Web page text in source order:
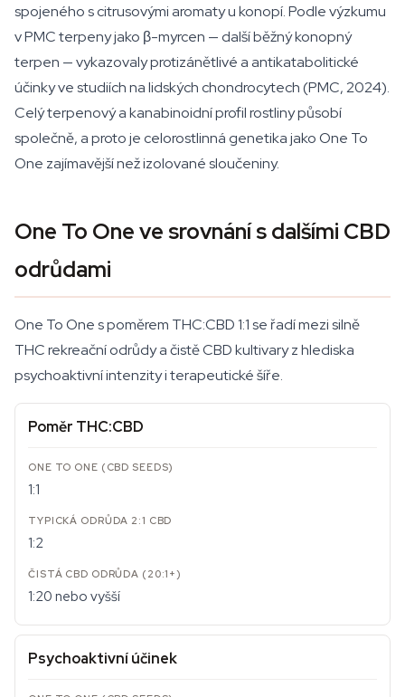
spojeného s citrusovými aromaty u konopí. Podle výzkumu
v PMC terpeny jako β-myrcen — další běžný konopný
terpen — vykazovaly protizánětlivé a antikatabolitické
účinky ve studiích na lidských chondrocytech (PMC, 2024).
Celý terpenový a kanabinoidní profil rostliny působí
společně, a proto je celorostlinná genetika jako One To
One zajímavější než izolované sloučeniny.
One To One ve srovnání s dalšími CBD
odrůdami
One To One s poměrem THC:CBD 1:1 se řadí mezi silně
THC rekreační odrůdy a čistě CBD kultivary z hlediska
psychoaktivní intenzity i terapeutické šíře.
Poměr THC:CBD
1:1
1:2
1:20 nebo vyšší
Psychoaktivní účinek